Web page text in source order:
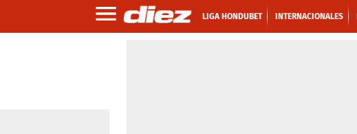
LIGA HONDUBET INTERNACIONALES